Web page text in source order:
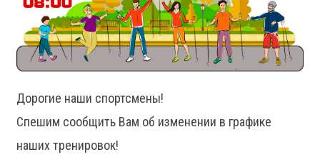
Дорогие наши спортсмены!
Спешим сообщить Вам об изменении в графике
наших тренировок!